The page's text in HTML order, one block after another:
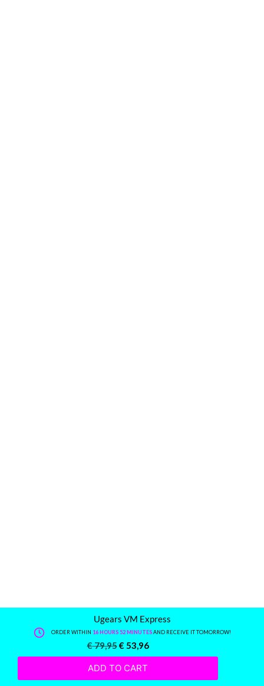
Ugears VM Express
ORDER WITHIN 16 HOURS 52 MINUTESAND RECEIVE IT TOMORROW!
€79,95€ 53,96
ADD TO CART